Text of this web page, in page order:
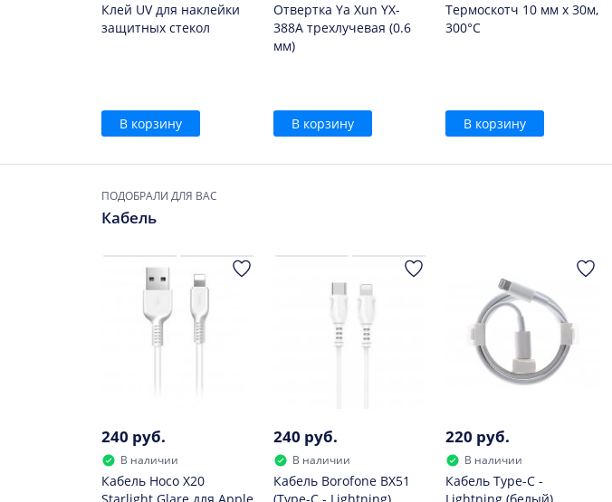
Клей UV для наклейки
защитных стекол
В корзину
Отвертка Ya Xun YX-
388A трехлучевая (0.6
мм)
В корзину
Термоскотч 10 мм х 30м,
300°С
В корзину
ПОДОБРАЛИ ДЛЯ ВАС
Кабель
240 руб.
В наличии
Кабель Hoco X20
240 руб.
В наличии
Кабель Borofone BX51
220 руб.
В наличии
Кабель Type-C -